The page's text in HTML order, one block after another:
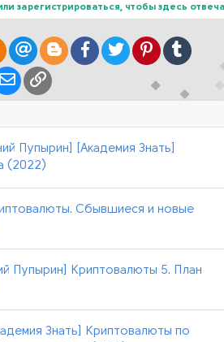
зарегистрироваться, чтобы здесь
Одноклассники
Mail.ruBloggerFacebook
TwitterPinterestTumblr
Электронная почта
Ссылка
Пупырин] [Академия Знать]
(2022)
Сбывшиеся и новые
Пупырин] Криптовалюты 5. План
Знать] Криптовалюты по